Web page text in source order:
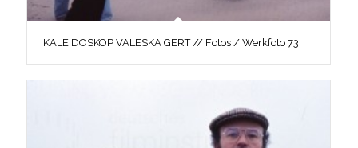
KALEIDOSKOP VALESKA GERT // Fotos / Werkfoto 73